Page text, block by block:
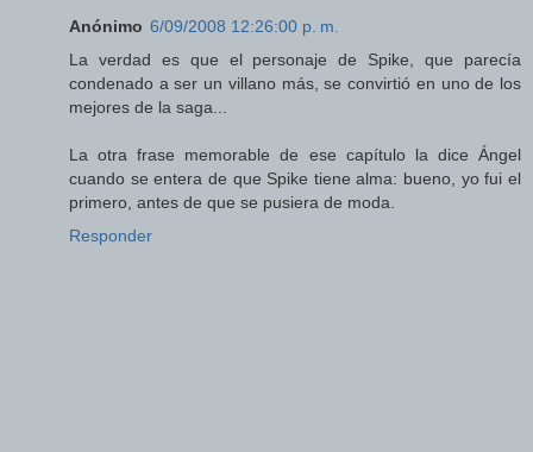
Anónimo 6/09/2008 12:26:00 p. m.
La verdad es que el personaje de Spike, que parecía
condenado a ser un villano más, se convirtió en uno de los
mejores de la saga...
La otra frase memorable de ese capítulo la dice Ángel
cuando se entera de que Spike tiene alma: bueno, yo fui el
primero, antes de que se pusiera de moda.
Responder